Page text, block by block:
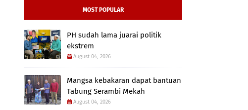
MOST POPULAR
PH sudah lama juarai politik
ekstrem
August 04, 2026
Mangsa kebakaran dapat bantuan
Tabung Serambi Mekah
August 04, 2026